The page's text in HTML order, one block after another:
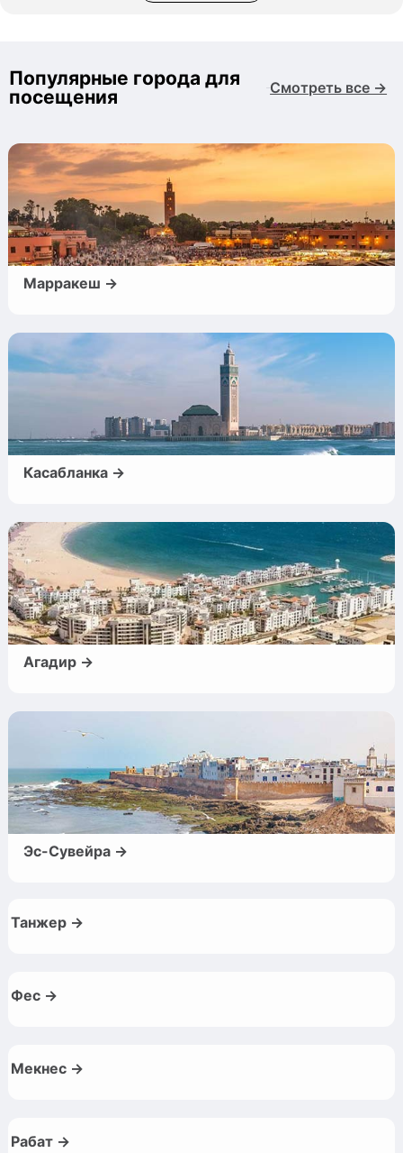
Популярные города для
посещения
Смотреть все →
Марракеш →
Касабланка →
Агадир →
Эс-Сувейра →
Танжер →
Фес →
Мекнес →
Рабат →